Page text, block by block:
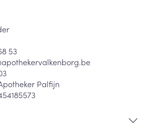
53
apothekervalkenborg.be
Palfijn